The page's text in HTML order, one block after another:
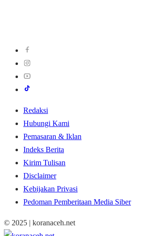
Redaksi
Hubungi Kami
Pemasaran & Iklan
Indeks Berita
Kirim Tulisan
Disclaimer
Kebijakan Privasi
Pedoman Pemberitaan Media Siber
© 2025 | koranaceh.net